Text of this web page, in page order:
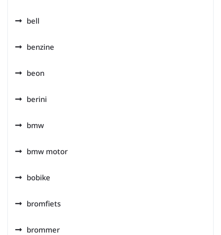
bell
benzine
beon
berini
bmw
bmw motor
bobike
bromfiets
brommer